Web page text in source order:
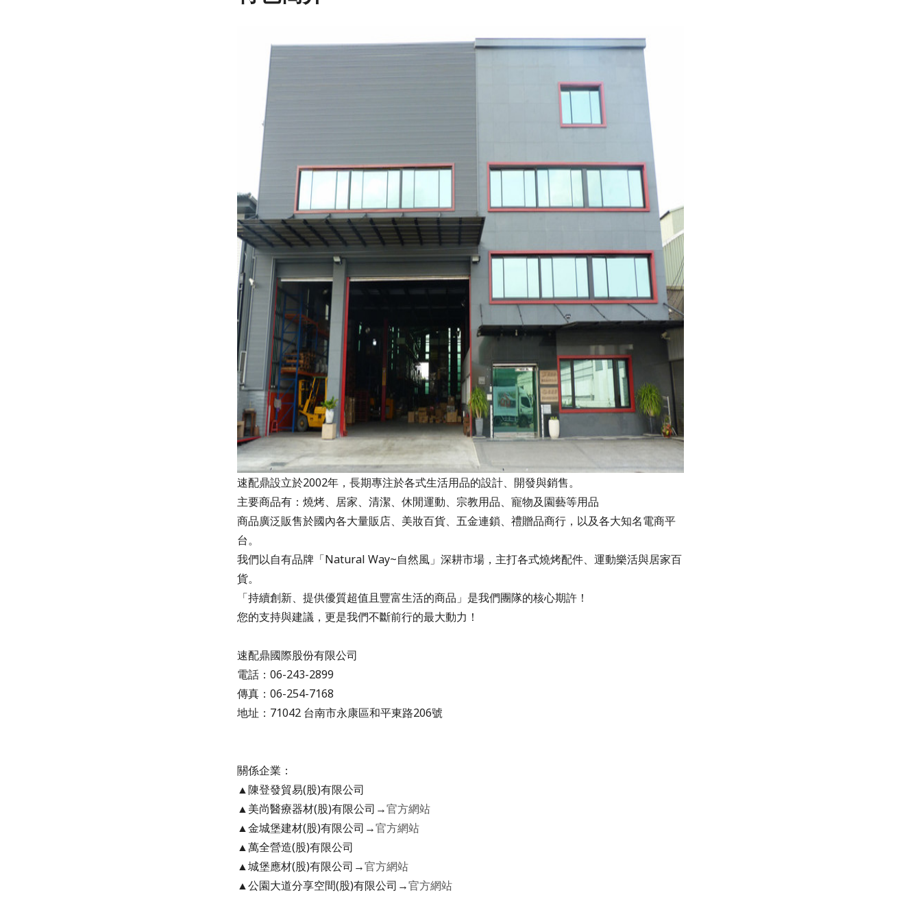
速配鼎設立於2002年，長期專注於各式生活用品的設計、開發與銷售。
主要商品有：燒烤、居家、清潔、休閒運動、宗教用品、寵物及園藝等用品
商品廣泛販售於國內各大量販店、美妝百貨、五金連鎖、禮贈品商行，以及各大知名電商平
台。
我們以自有品牌「Natural Way~自然風」深耕市場，主打各式燒烤配件、運動樂活與居家百
貨。
「持續創新、提供優質超值且豐富生活的商品」是我們團隊的核心期許！
您的支持與建議，更是我們不斷前行的最大動力！
速配鼎國際股份有限公司
電話：06-243-2899
傳真：06-254-7168
地址：71042 台南市永康區和平東路206號
關係企業：
▲陳登發貿易(股)有限公司
▲美尚醫療器材(股)有限公司→官方網站
▲金城堡建材(股)有限公司→官方網站
▲萬全營造(股)有限公司
▲城堡應材(股)有限公司→官方網站
▲公園大道分享空間(股)有限公司→官方網站